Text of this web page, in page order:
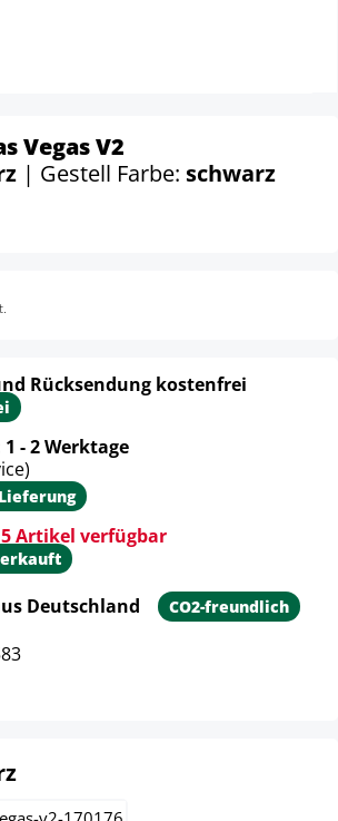
Vegas V2
| Gestell Farbe: schwarz
Rücksendung kostenfrei
- 2 Werktage
Artikel verfügbar
Deutschland CO2-freundlich
anzeigen
auswählen